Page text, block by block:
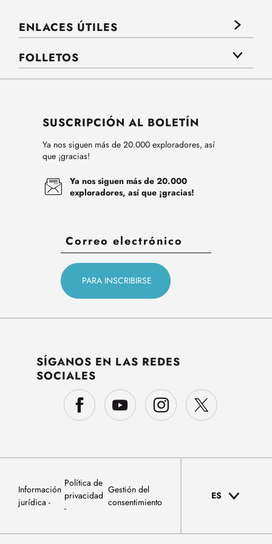
ENLACES ÚTILES
FOLLETOS
SUSCRIPCIÓN AL BOLETÍN
Ya nos siguen más de 20.000 exploradores, así
que ¡gracias!
Ya nos siguen más de 20.000
exploradores, así que ¡gracias!
SÍGANOS EN LAS REDES
SOCIALES
Información
jurídica
Política de
privacidad
Gestión del
consentimiento
ES